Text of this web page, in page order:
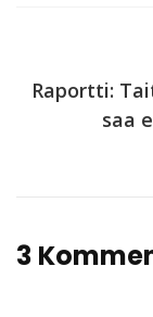
Raportti:
saa
3